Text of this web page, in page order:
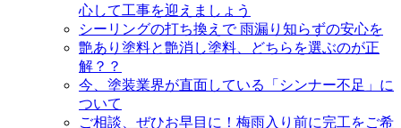
心して工事を迎えましょう
シーリングの打ち換えで 雨漏り知らずの安心を
艶あり塗料と艶消し塗料、どちらを選ぶのが正
解？？
今、塗装業界が直面している「シンナー不足」に
ついて
ご相談、ぜひお早目に！梅雨入り前に完工をご希